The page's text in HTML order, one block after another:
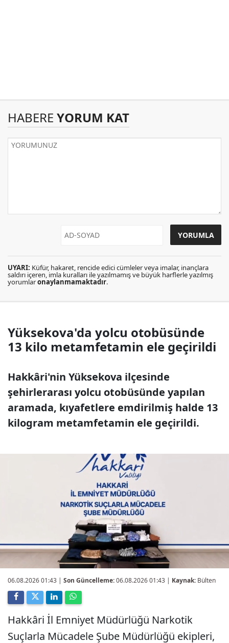
HABERE YORUM KAT
UYARI: Küfür, hakaret, rencide edici cümleler veya imalar, inançlara
saldırı içeren, imla kuralları ile yazılmamış ve büyük harflerle yazılmış
yorumlaronaylanmamaktadır.
Yüksekova'da yolcu otobüsünde
13 kilo metamfetamin ele geçirildi
Hakkâri'nin Yüksekova ilçesinde
şehirlerarası yolcu otobüsünde yapılan
aramada, kıyafetlere emdirilmiş halde 13
kilogram metamfetamin ele geçirildi.
06.08.2026 01:43 | Son Güncelleme:06.08.2026 01:43 | Kaynak: Bülten
Hakkâri İl Emniyet Müdürlüğü Narkotik
Suçlarla Mücadele Şube Müdürlüğü ekipleri,